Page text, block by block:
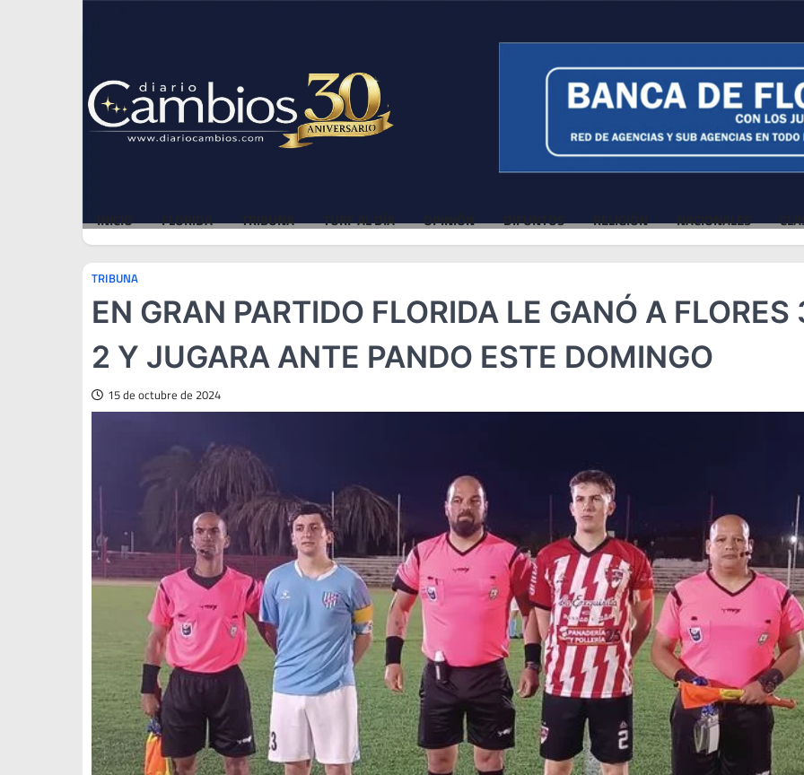
INICIO FLORIDA TRIBUNA TURF AL DÍA OPINIÓN DIFUNTOS RELIGIÓN NACIONALES
TRIBUNA
EN GRAN PARTIDO FLORIDA LE GANÓ A FLORES
2 Y JUGARA ANTE PANDO ESTE DOMINGO
15 de octubre de 2024